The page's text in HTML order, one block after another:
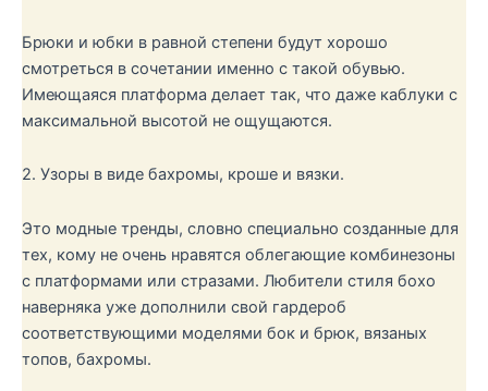
Брюки и юбки в равной степени будут хорошо
смотреться в сочетании именно с такой обувью.
Имеющаяся платформа делает так, что даже каблуки с
максимальной высотой не ощущаются.
2. Узоры в виде бахромы, кроше и вязки.
Это модные тренды, словно специально созданные для
тех, кому не очень нравятся облегающие комбинезоны
с платформами или стразами. Любители стиля бохо
наверняка уже дополнили свой гардероб
соответствующими моделями бок и брюк, вязаных
топов, бахромы.